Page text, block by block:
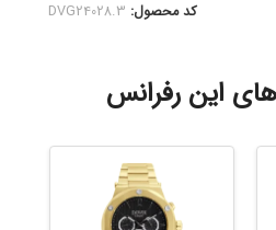
کد محصول: DVG24028.3
این رفرانس